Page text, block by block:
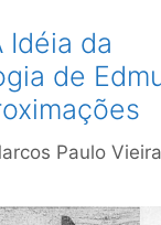
Idéia da
de
Paulo Vieira